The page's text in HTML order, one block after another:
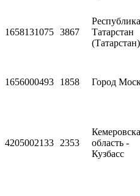
1658131075 3867
Республика
Татарстан
(Татарстан)
1656000493 1858 Город
4205002133 2353
область -
Кузбасс